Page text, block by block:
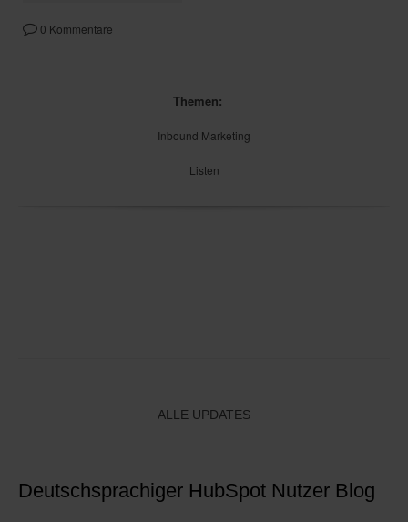
0 Kommentare
Themen:
Inbound Marketing
Listen
ALLE UPDATES
Deutschsprachiger HubSpot Nutzer Blog